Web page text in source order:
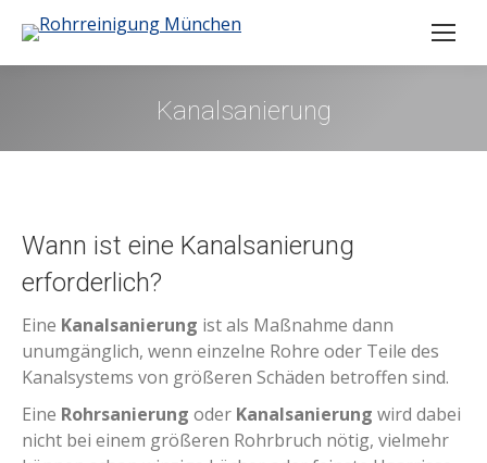
Kanalsanierung
Wann ist eine Kanalsanierung
erforderlich?
Eine Kanalsanierung ist als Maßnahme dann
unumgänglich, wenn einzelne Rohre oder Teile des
Kanalsystems von größeren Schäden betroffen sind.
Eine Rohrsanierung oder Kanalsanierung wird dabei
nicht bei einem größeren Rohrbruch nötig, vielmehr